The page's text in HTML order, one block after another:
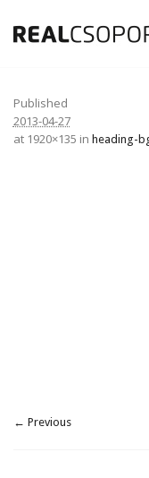
Published
2013-04-27
at 1920×135 in heading-
← Previous